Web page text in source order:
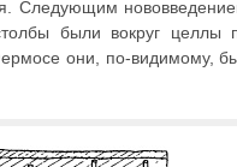
Следующим
были вокруг целлы
они, по-видимому,